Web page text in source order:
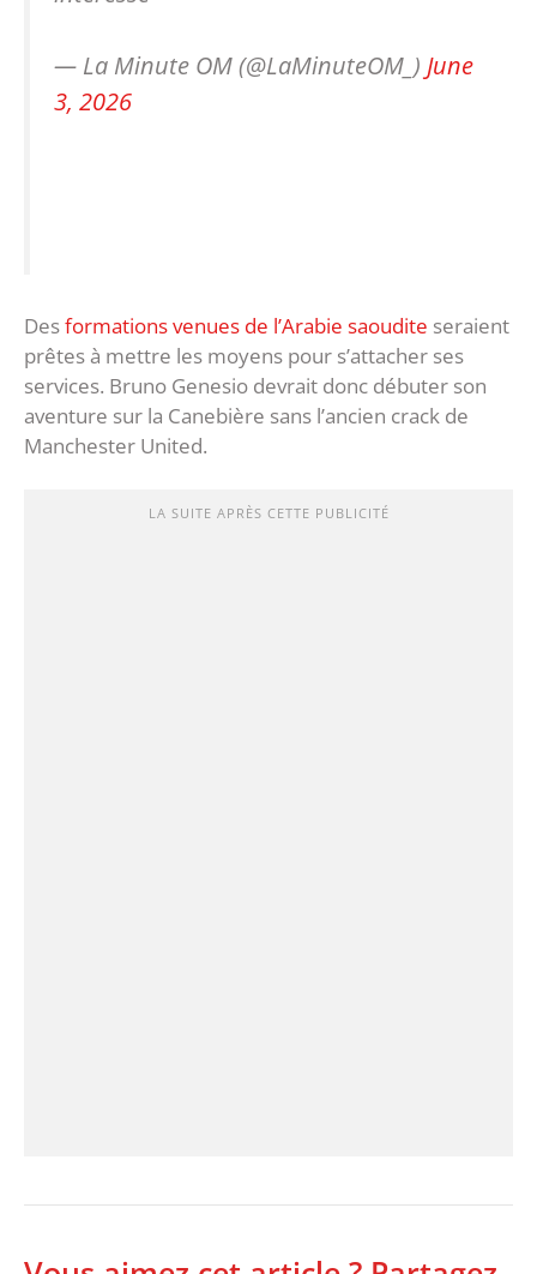
— La Minute OM (@LaMinuteOM_) June
3, 2026
Desformations venues de l’Arabie saoudite seraient
prêtes à mettre les moyens pour s’attacher ses
services. Bruno Genesio devrait donc débuter son
aventure sur la Canebière sans l’ancien crack de
Manchester United.
LA SUITE APRÈS CETTE PUBLICITÉ